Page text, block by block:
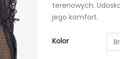
terenowych.
jego komfort.
Kolor